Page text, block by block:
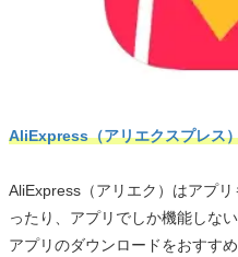
AliExpress（アリエクスプレス
AliExpress（アリエク）はアプ
ったり、アプリでしか機能しな
アプリのダウンロードをおすすめ